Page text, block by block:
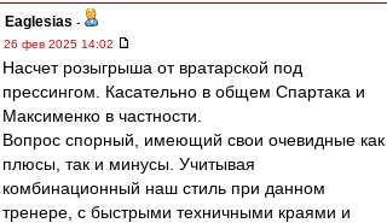
Eaglesias -
26 фев 2025 14:02
Насчет розыгрыша от вратарской под
прессингом. Касательно в общем Спартака и
Максименко в частности.
Вопрос спорный, имеющий свои очевидные как
плюсы, так и минусы. Учитывая
комбинационный наш стиль при данном
тренере, с быстрыми техничными краями и